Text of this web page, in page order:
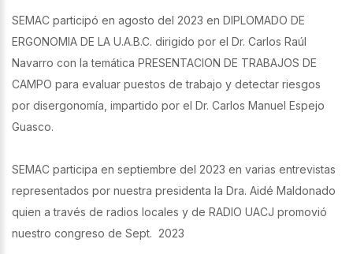
SEMAC participó en agosto del 2023 en DIPLOMADO DE
ERGONOMIA DE LA U.A.B.C. dirigido por el Dr. Carlos Raúl
Navarro con la temática PRESENTACION DE TRABAJOS DE
CAMPO para evaluar puestos de trabajo y detectar riesgos
por disergonomía, impartido por el Dr. Carlos Manuel Espejo
Guasco.
SEMAC participa en septiembre del 2023 en varias entrevistas
representados por nuestra presidenta la Dra. Aidé Maldonado
quien a través de radios locales y de RADIO UACJ promovió
nuestro congreso de Sept. 2023